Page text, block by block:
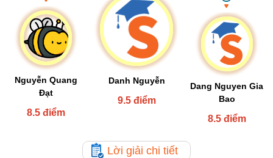
Nguyễn Quang
Đạt
8.5 điểm
Danh Nguyễn
9.5 điểm
Dang Nguyen Gia
Bao
8.5 điểm
Lời giải chi tiết